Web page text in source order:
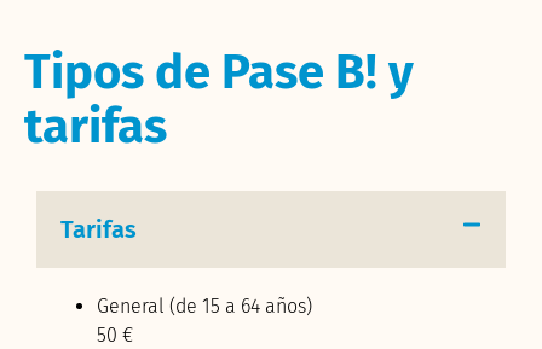
Tipos de Pase B! y
tarifas
Tarifas
General (de 15 a 64 años)
50 €